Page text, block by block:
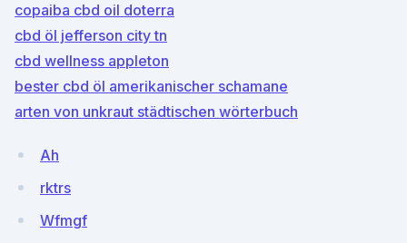
copaiba cbd oil doterra
cbd öl jefferson city tn
cbd wellness appleton
bester cbd öl amerikanischer schamane
arten von unkraut städtischen wörterbuch
Ah
rktrs
Wfmgf